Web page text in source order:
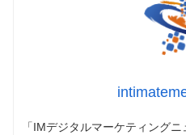
「IMデジタルマーケティング